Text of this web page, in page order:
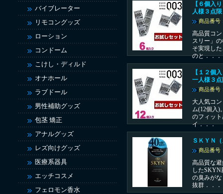
バイブレーター
リモコングッズ
ローション
コンドーム
こけし・ディルド
オナホール
ラブドール
男性補助グッズ
包茎 矯正
アナルグッズ
レズ向けグッズ
医療系器具
エッチコスメ
フェロモン香水
【６個入
人様３点
商品番号
高品質コ
スリー」
そ実現し
のと．．．
【１２個
一人様３
商品番号
大人気コ
ム(12個入)
のフィッ
イ．．．
ＳＫＹＮ
商品番号
高品質な
したSKYN
の臭みが
抜群．．．